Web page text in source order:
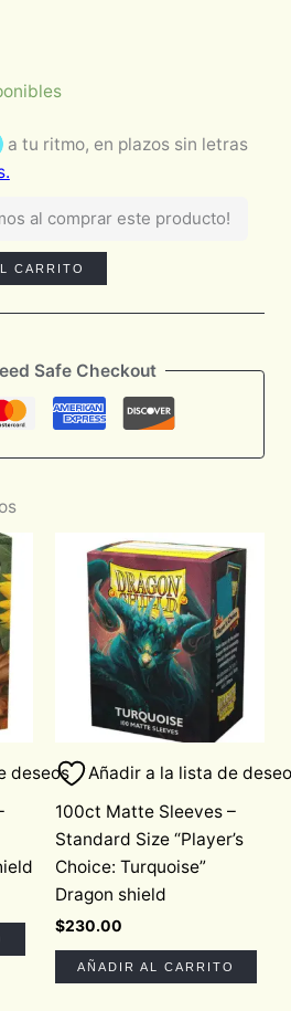
al comprar este producto!
CARRITO
Safe Checkout
deseos
Añadir a la lista de
100ct Matte Sleeves –
Standard Size “Player’s
Choice: Turquoise”
Dragon shield
$230.00
AÑADIR AL CARRITO